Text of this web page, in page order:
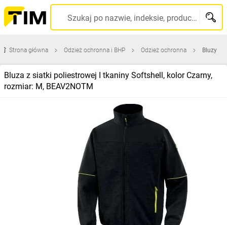
Szukaj po nazwie, indeksie, producencie, kodzie kreskowym...
Strona główna Odzież ochronna i BHP Odzież ochronna Bluzy
Bluza z siatki poliestrowej I tkaniny Softshell, kolor Czarny,
rozmiar: M, BEAV2NOTM